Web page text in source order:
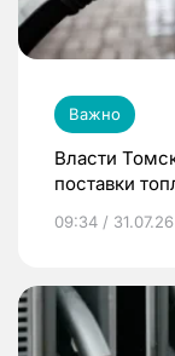
Важно
Власти
поставки
09:34 / 31.07.26